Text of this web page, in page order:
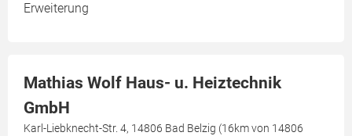
Erweiterung
Mathias Wolf Haus- u. Heiztechnik
GmbH
Karl-Liebknecht-Str. 4, 14806 Bad Belzig (16km von 14806